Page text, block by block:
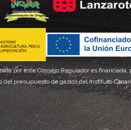
por este Consejo Regulador es
del presupuesto de gastos del Instituto